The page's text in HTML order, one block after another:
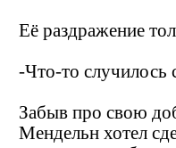
Её раздражение
-Что-то случилось
Забыв про свою
Мендельн хотел